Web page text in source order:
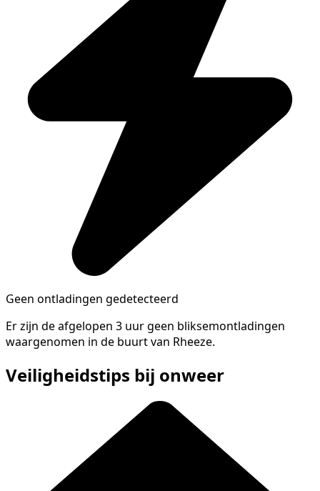
Geen ontladingen gedetecteerd
Er zijn de afgelopen 3 uur geen bliksemontladingen
waargenomen in de buurt van Rheeze.
Veiligheidstips bij onweer